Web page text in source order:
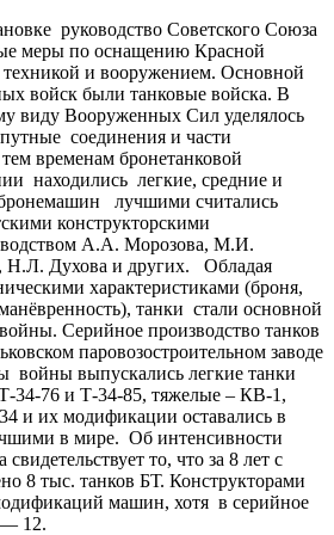
руководство Советского Союза
меры по оснащению Красной
и вооружением. Основной
войск были танковые войска. В
виду Вооруженных Сил уделялось
соединения и части
временам бронетанковой
находились легкие, средние и
лучшими считались
конструкторскими
А.А. Морозова, М.И.
Духова и других. Обладая
характеристиками (броня,
танки стали основной
Серийное производство танков
паровозостроительном заводе
войны выпускались легкие танки
34-76 и Т-34-85, тяжелые – КВ-1,
и их модификации оставались в
в мире. Об интенсивности
то, что за 8 лет с
8 тыс. танков БТ. Конструкторами
машин, хотя в серийное
— 12.